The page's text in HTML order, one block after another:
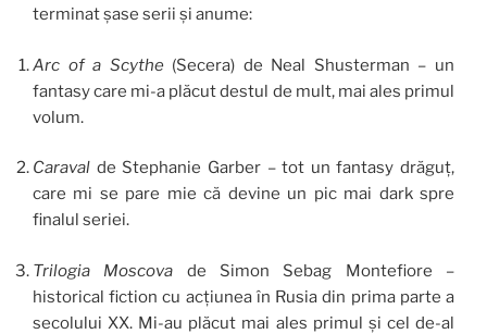
terminat șase serii și anume:
Arc of a Scythe(Secera) de Neal Shusterman – un
fantasy care mi-a plăcut destul de mult, mai ales primul
volum.
Caraval de Stephanie Garber – tot un fantasy drăguț,
care mi se pare mie că devine un pic mai dark spre
finalul seriei.
Trilogia Moscova de Simon Sebag Montefiore –
historical fiction cu acțiunea în Rusia din prima parte a
secolului XX. Mi-au plăcut mai ales primul și cel de-al